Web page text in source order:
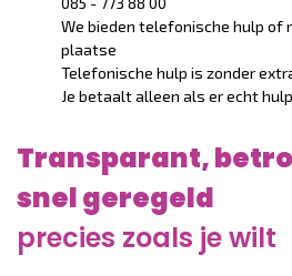
We bieden telefonische hulp
plaatse
Telefonische hulp is zonder
Je betaalt alleen als er echt
Transparant,
snel geregeld
precies zoals je wilt